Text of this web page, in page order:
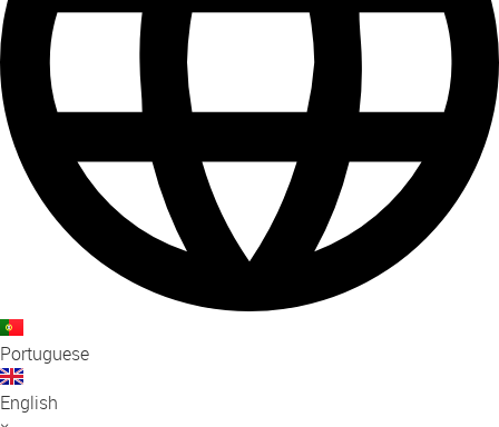
Portuguese
English